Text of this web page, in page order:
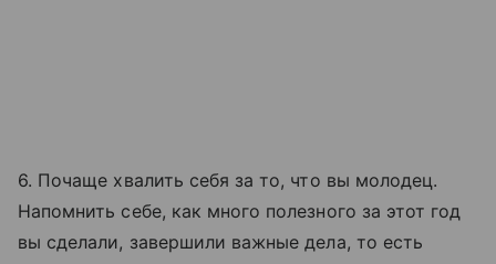
6. Почаще хвалить себя за то, что вы молодец.
Напомнить себе, как много полезного за этот год
вы сделали, завершили важные дела, то есть